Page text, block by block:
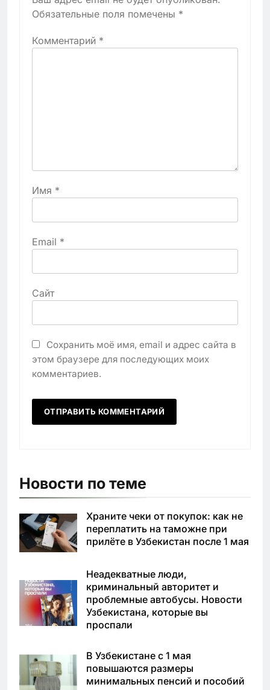
Обязательные поля помечены *
Комментарий *
Имя *
Email *
Сайт
Сохранить моё имя, email и адрес сайта в
этом браузере для последующих моих
комментариев.
Новости по теме
Храните чеки от покупок: как не
переплатить на таможне при
прилёте в Узбекистан после 1 мая
Неадекватные люди,
криминальный авторитет и
проблемные автобусы. Новости
Узбекистана, которые вы
проспали
В Узбекистане с 1 мая
повышаются размеры
минимальных пенсий и пособий